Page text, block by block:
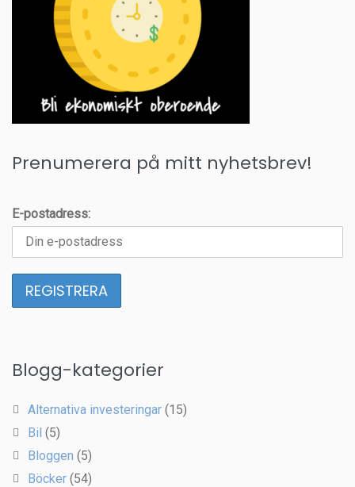
Prenumerera på mitt nyhetsbrev!
E-postadress:
Blogg-kategorier
Alternativa investeringar (15)
Bil (5)
Bloggen (5)
Böcker (54)